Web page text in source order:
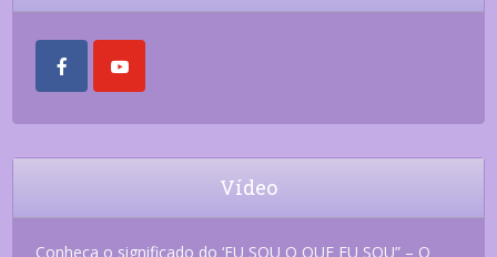
Vídeo
Conheça o significado do ‘EU SOU O QUE EU SOU” – O